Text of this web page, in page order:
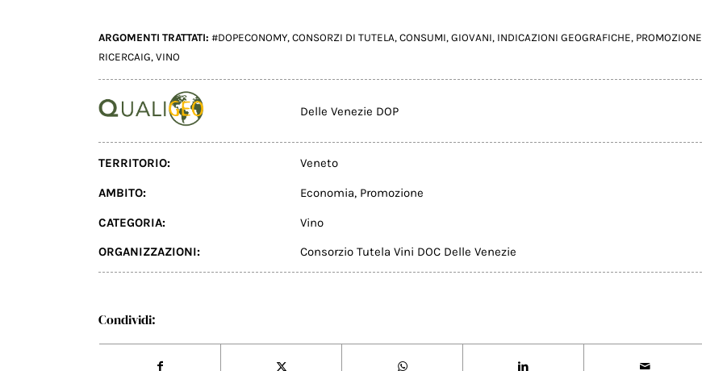
ARGOMENTI TRATTATI: #DOPECONOMY, CONSORZI DI TUTELA, CONSUMI, GIOVANI, INDICAZIONI GEOGRAFICHE, PROMOZIONE
RICERCAIG, VINO
Delle Venezie DOP
TERRITORIO: Veneto
AMBITO: Economia, Promozione
CATEGORIA: Vino
ORGANIZZAZIONI: Consorzio Tutela Vini DOC Delle Venezie
Condividi: